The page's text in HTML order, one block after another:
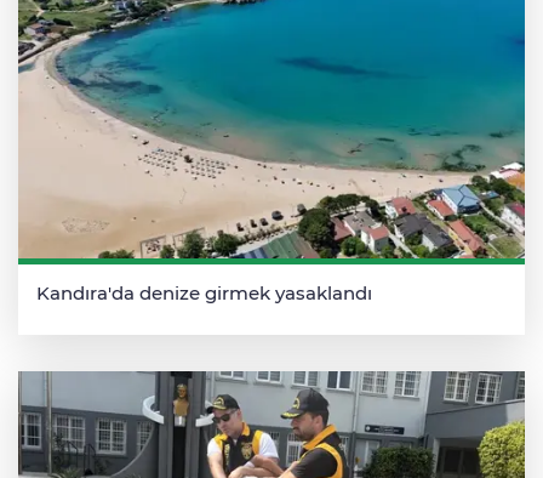
Kandıra'da denize girmek yasaklandı